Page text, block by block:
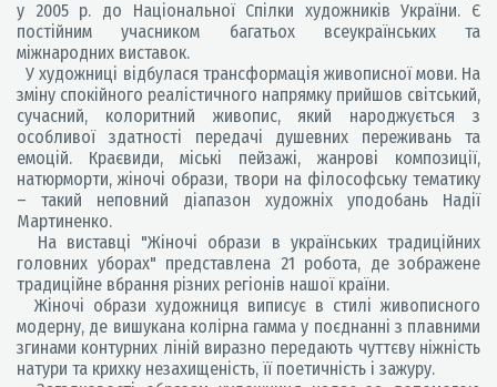
у 2005 р. до Національної Спілки художників України. Є
постійним учасником багатьох всеукраїнських та
міжнародних виставок.
У художниці відбулася трансформація живописної мови. На
зміну спокійного реалістичного напрямку прийшов світський,
сучасний, колоритний живопис, який народжується з
особливої здатності передачі душевних переживань та
емоцій. Краєвиди, міські пейзажі, жанрові композиції,
натюрморти, жіночі образи, твори на філософську тематику
– такий неповний діапазон художніх уподобань Надії
Мартиненко.
На виставці "Жіночі образи в українських традиційних
головних уборах" представлена 21 робота, де зображене
традиційне вбрання різних регіонів нашої країни.
Жіночі образи художниця виписує в стилі живописного
модерну, де вишукана колірна гамма у поєднанні з плавними
згинами контурних ліній виразно передають чуттєву ніжність
натури та крихку незахищеність, її поетичність і зажуру.